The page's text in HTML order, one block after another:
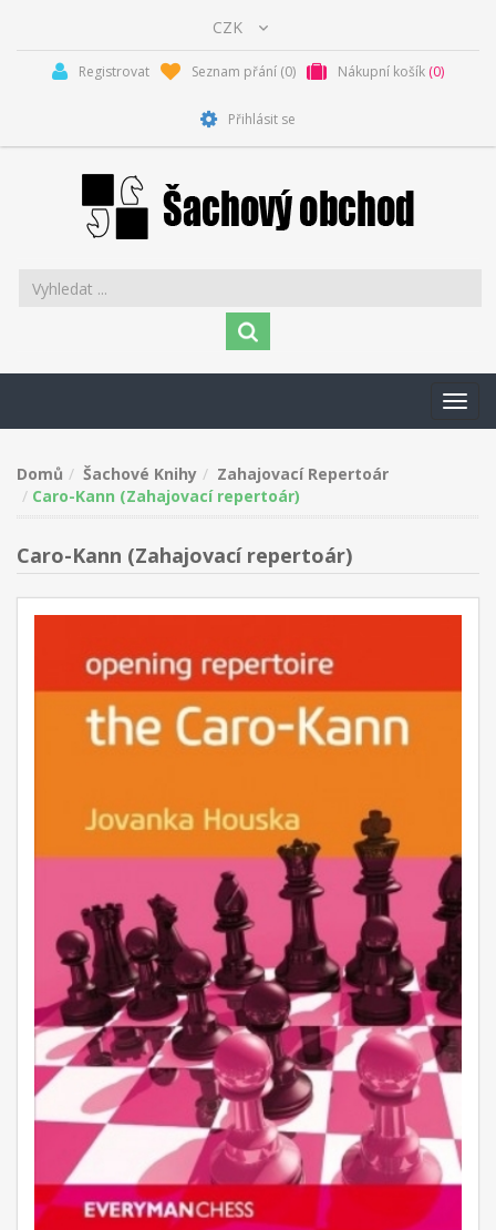
Registrovat Seznam přání (0) Nákupní košík (0)
Přihlásit se
Domů Šachové Knihy
Zahajovací Repertoár
Caro-Kann (Zahajovací repertoár)
Caro-Kann (Zahajovací repertoár)